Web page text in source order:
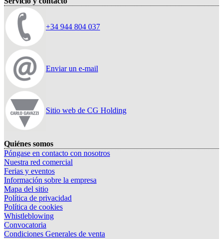
+34 944 804 037
Enviar un e-mail
Sitio web de CG Holding
Quiénes somos
Póngase en contacto con nosotros
Nuestra red comercial
Ferias y eventos
Información sobre la empresa
Mapa del sitio
Política de privacidad
Política de cookies
Whistleblowing
Convocatoria
Condiciones Generales de venta